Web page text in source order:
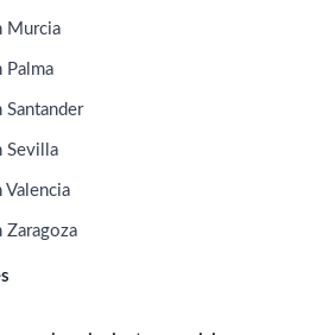
Murcia
Palma
Santander
Sevilla
Valencia
Zaragoza